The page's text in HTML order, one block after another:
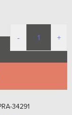
34291